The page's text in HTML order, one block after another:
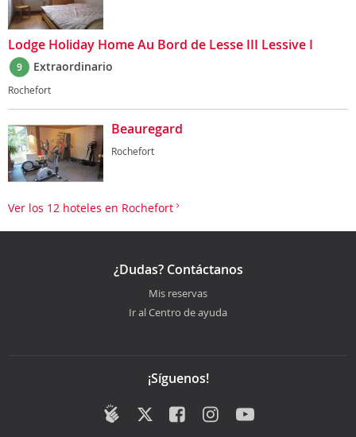
Lodge Holiday Home Au Bord de Lesse III Lessive I
9 Extraordinario
Rochefort
Beauregard
Rochefort
Ver los 12 hoteles en Rochefort
¿Dudas? Contáctanos
Mis reservas
Ir al Centro de ayuda
¡Síguenos!